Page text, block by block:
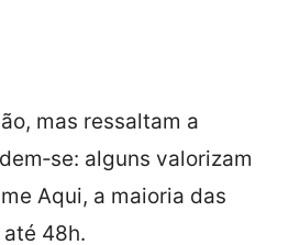
mas ressaltam a
alguns valorizam
Aqui, a maioria das
48h.